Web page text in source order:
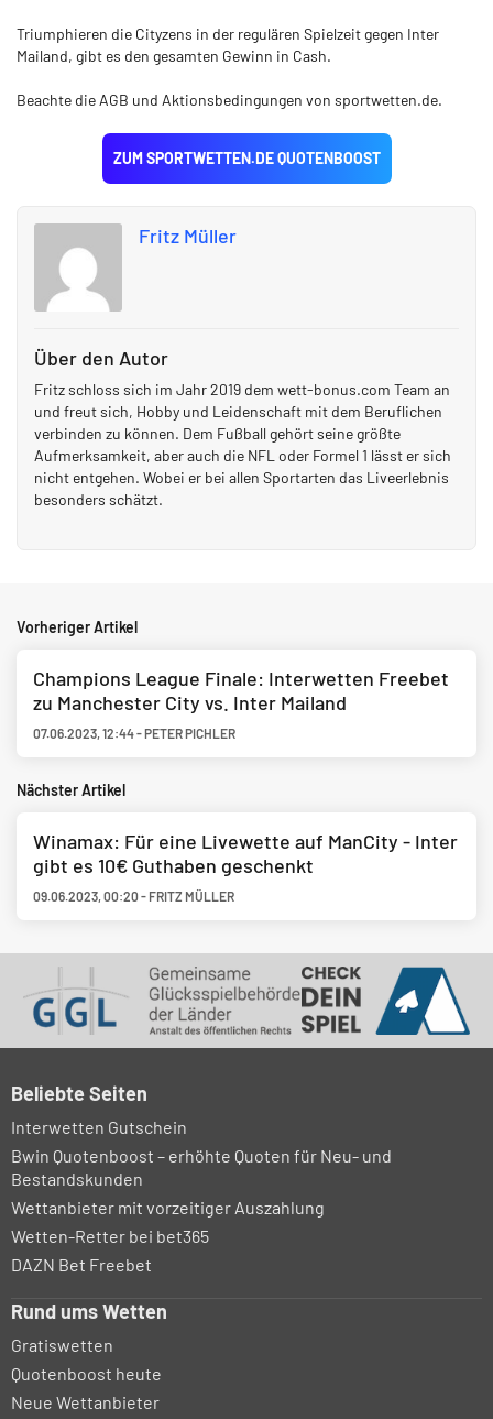
Triumphieren die Cityzens in der regulären Spielzeit gegen Inter
Mailand, gibt es den gesamten Gewinn in Cash.
Beachte die AGB und Aktionsbedingungen von sportwetten.de.
ZUM SPORTWETTEN.DE QUOTENBOOST
Fritz Müller
Über den Autor
Fritz schloss sich im Jahr 2019 dem wett-bonus.com Team an
und freut sich, Hobby und Leidenschaft mit dem Beruflichen
verbinden zu können. Dem Fußball gehört seine größte
Aufmerksamkeit, aber auch die NFL oder Formel 1 lässt er sich
nicht entgehen. Wobei er bei allen Sportarten das Liveerlebnis
besonders schätzt.
Vorheriger Artikel
Champions League Finale: Interwetten Freebet
zu Manchester City vs. Inter Mailand
07.06.2023,12:44-PETER PICHLER
Nächster Artikel
Winamax: Für eine Livewette auf ManCity - Inter
gibt es 10€ Guthaben geschenkt
09.06.2023,00:20- FRITZ MÜLLER
Beliebte Seiten
Interwetten Gutschein
Bwin Quotenboost – erhöhte Quoten für Neu- und
Bestandskunden
Wettanbieter mit vorzeitiger Auszahlung
Wetten-Retter bei bet365
DAZN Bet Freebet
Rund ums Wetten
Gratiswetten
Quotenboost heute
Neue Wettanbieter